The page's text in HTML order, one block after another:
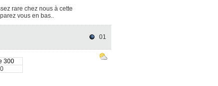
rare chez nous à cette
vous en bas..
01
300
0